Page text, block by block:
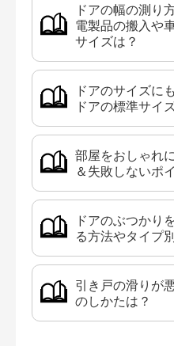
ドアの幅の測
電製品の搬入や
サイズは？
ドアのサイズに
ドアの標準サイ
部屋をおしゃれ
＆失敗しないポ
ドアのぶつか
る方法やタイプ
引き戸の滑りが
のしかたは？